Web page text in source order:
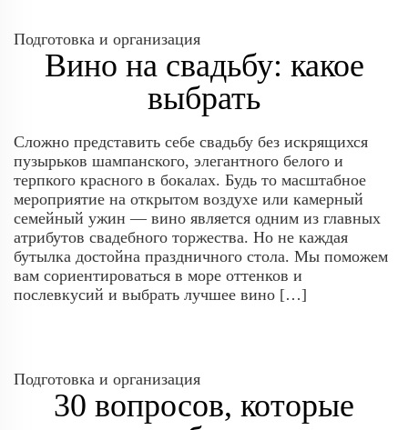
Подготовка и организация
Вино на свадьбу: какое
выбрать
Сложно представить себе свадьбу без искрящихся
пузырьков шампанского, элегантного белого и
терпкого красного в бокалах. Будь то масштабное
мероприятие на открытом воздухе или камерный
семейный ужин — вино является одним из главных
атрибутов свадебного торжества. Но не каждая
бутылка достойна праздничного стола. Мы поможем
вам сориентироваться в море оттенков и
послевкусий и выбрать лучшее вино […]
Подготовка и организация
30 вопросов, которые